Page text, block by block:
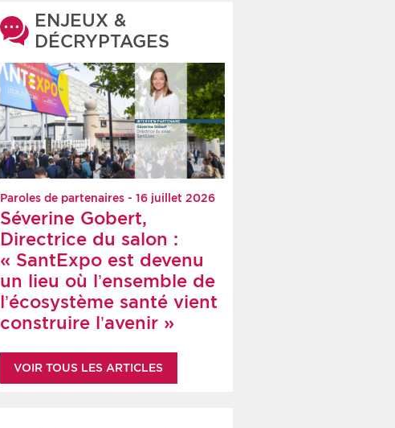
ENJEUX &
DÉCRYPTAGES
Paroles de partenaires - 16 juillet 2026
Séverine Gobert,
Directrice du salon :
« SantExpo est devenu
un lieu où l’ensemble de
l’écosystème santé vient
construire l’avenir »
VOIR TOUS LES ARTICLES